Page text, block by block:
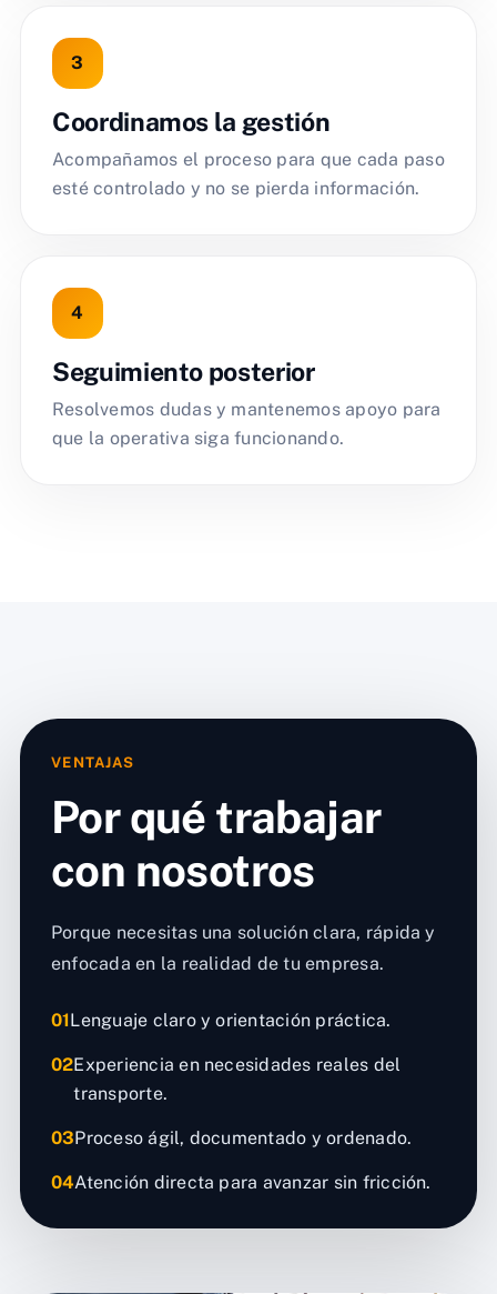
Coordinamos la gestión
Acompañamos el proceso para que cada paso
esté controlado y no se pierda información.
Seguimiento posterior
Resolvemos dudas y mantenemos apoyo para
que la operativa siga funcionando.
VENTAJAS
Por qué trabajar
con nosotros
Porque necesitas una solución clara, rápida y
enfocada en la realidad de tu empresa.
01Lenguaje claro y orientación práctica.
02Experiencia en necesidades reales del
transporte.
03Proceso ágil, documentado y ordenado.
04Atención directa para avanzar sin fricción.